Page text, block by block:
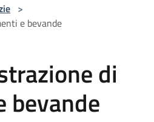
>
e bevande
di
bevande